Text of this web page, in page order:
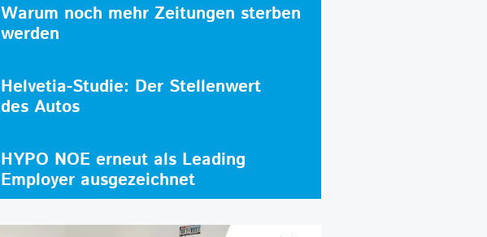
Warum noch mehr Zeitungen sterben
werden
Helvetia-Studie: Der Stellenwert
des Autos
HYPO NOE erneut als Leading
Employer ausgezeichnet